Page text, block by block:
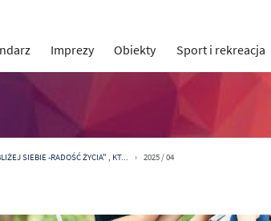
Imprezy Obiekty Sport i rekreacja
SIEBIE -RADOŚĆ ŻYCIA" , KT... 2025 / 04